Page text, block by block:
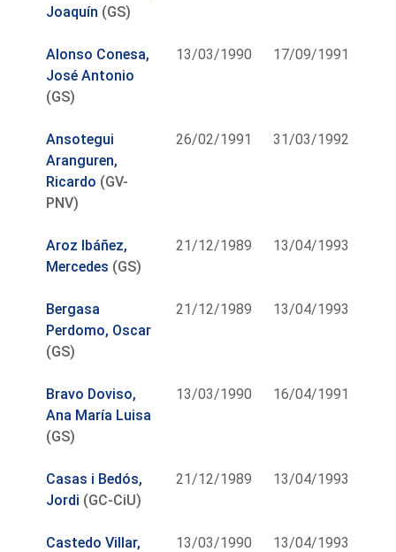
Joaquín (GS)
Alonso Conesa,
José Antonio
(GS)
13/03/1990 17/09/1991
Ansotegui
Aranguren,
Ricardo (GV-
PNV)
26/02/1991 31/03/1992
Aroz Ibáñez,
Mercedes (GS)
21/12/1989 13/04/1993
Bergasa
Perdomo, Oscar
(GS)
21/12/1989 13/04/1993
Bravo Doviso,
Ana María Luisa
(GS)
13/03/1990 16/04/1991
Casas i Bedós,
Jordi (GC-CiU)
21/12/1989 13/04/1993
Castedo Villar,
13/03/1990 13/04/1993